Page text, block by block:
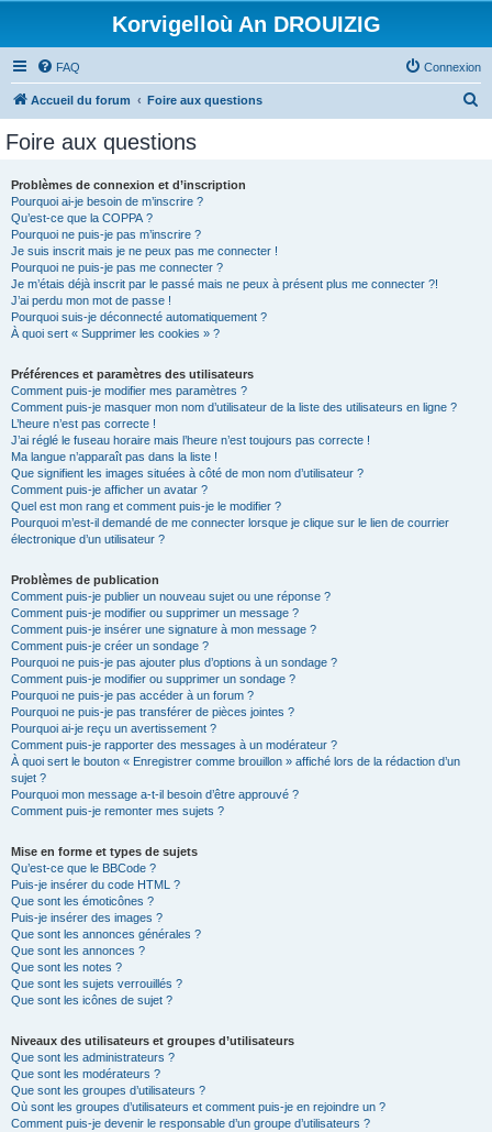
Korvigelloù An DROUIZIG
FAQ Connexion
Accueil du forum Foire aux questions
Foire aux questions
Problèmes de connexion et d’inscription
Pourquoi ai-je besoin de m’inscrire ?
Qu’est-ce que la COPPA ?
Pourquoi ne puis-je pas m’inscrire ?
Je suis inscrit mais je ne peux pas me connecter !
Pourquoi ne puis-je pas me connecter ?
Je m’étais déjà inscrit par le passé mais ne peux à présent plus me connecter ?!
J’ai perdu mon mot de passe !
Pourquoi suis-je déconnecté automatiquement ?
À quoi sert « Supprimer les cookies » ?
Préférences et paramètres des utilisateurs
Comment puis-je modifier mes paramètres ?
Comment puis-je masquer mon nom d’utilisateur de la liste des utilisateurs en ligne ?
L’heure n’est pas correcte !
J’ai réglé le fuseau horaire mais l’heure n’est toujours pas correcte !
Ma langue n’apparaît pas dans la liste !
Que signifient les images situées à côté de mon nom d’utilisateur ?
Comment puis-je afficher un avatar ?
Quel est mon rang et comment puis-je le modifier ?
Pourquoi m’est-il demandé de me connecter lorsque je clique sur le lien de courrier
électronique d’un utilisateur ?
Problèmes de publication
Comment puis-je publier un nouveau sujet ou une réponse ?
Comment puis-je modifier ou supprimer un message ?
Comment puis-je insérer une signature à mon message ?
Comment puis-je créer un sondage ?
Pourquoi ne puis-je pas ajouter plus d’options à un sondage ?
Comment puis-je modifier ou supprimer un sondage ?
Pourquoi ne puis-je pas accéder à un forum ?
Pourquoi ne puis-je pas transférer de pièces jointes ?
Pourquoi ai-je reçu un avertissement ?
Comment puis-je rapporter des messages à un modérateur ?
À quoi sert le bouton « Enregistrer comme brouillon » affiché lors de la rédaction d’un
sujet ?
Pourquoi mon message a-t-il besoin d’être approuvé ?
Comment puis-je remonter mes sujets ?
Mise en forme et types de sujets
Qu’est-ce que le BBCode ?
Puis-je insérer du code HTML ?
Que sont les émoticônes ?
Puis-je insérer des images ?
Que sont les annonces générales ?
Que sont les annonces ?
Que sont les notes ?
Que sont les sujets verrouillés ?
Que sont les icônes de sujet ?
Niveaux des utilisateurs et groupes d’utilisateurs
Que sont les administrateurs ?
Que sont les modérateurs ?
Que sont les groupes d’utilisateurs ?
Où sont les groupes d’utilisateurs et comment puis-je en rejoindre un ?
Comment puis-je devenir le responsable d’un groupe d’utilisateurs ?